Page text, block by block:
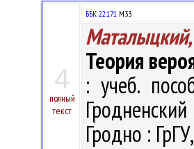
4
полный
текст
ББК 22.171 М33
Теория
: учеб.
Гродно :